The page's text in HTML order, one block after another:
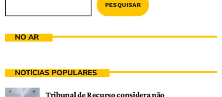
PESQUISAR
NO AR
NOTÍCIAS POPULARES
Tribunal de Recurso considera não